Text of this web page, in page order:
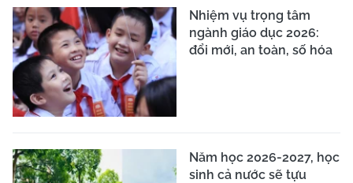
Nhiệm vụ trọng tâm
ngành giáo dục 2026:
đổi mới, an toàn, số hóa
Năm học 2026-2027, học
sinh cả nước sẽ tựu